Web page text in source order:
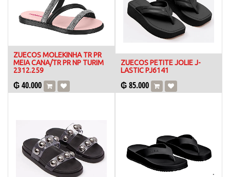
ZUECOS MOLEKINHA TR PR
MEIA CANA/TR PR NP TURIM
2312.259
₲40.000
ZUECOS PETITE JOLIE J-
LASTIC PJ6141
₲85.000